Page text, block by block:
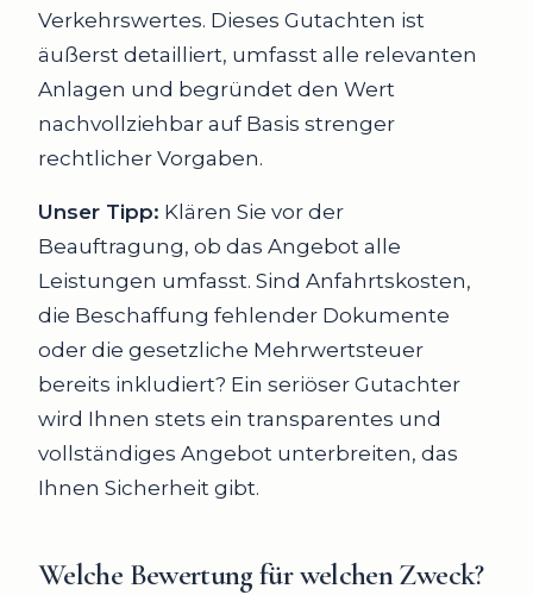
Verkehrswertes. Dieses Gutachten ist
äußerst detailliert, umfasst alle relevanten
Anlagen und begründet den Wert
nachvollziehbar auf Basis strenger
rechtlicher Vorgaben.
Unser Tipp: Klären Sie vor der
Beauftragung, ob das Angebot alle
Leistungen umfasst. Sind Anfahrtskosten,
die Beschaffung fehlender Dokumente
oder die gesetzliche Mehrwertsteuer
bereits inkludiert? Ein seriöser Gutachter
wird Ihnen stets ein transparentes und
vollständiges Angebot unterbreiten, das
Ihnen Sicherheit gibt.
Welche Bewertung für welchen Zweck?